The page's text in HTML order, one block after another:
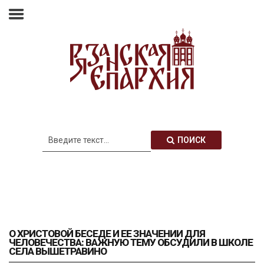
Митрополия ПОИСК
О ХРИСТОВОЙ БЕСЕДЕ И ЕЕ ЗНАЧЕНИИ ДЛЯ
ЧЕЛОВЕЧЕСТВА: ВАЖНУЮ ТЕМУ ОБСУДИЛИ В ШКОЛЕ
СЕЛА ВЫШЕТРАВИНО